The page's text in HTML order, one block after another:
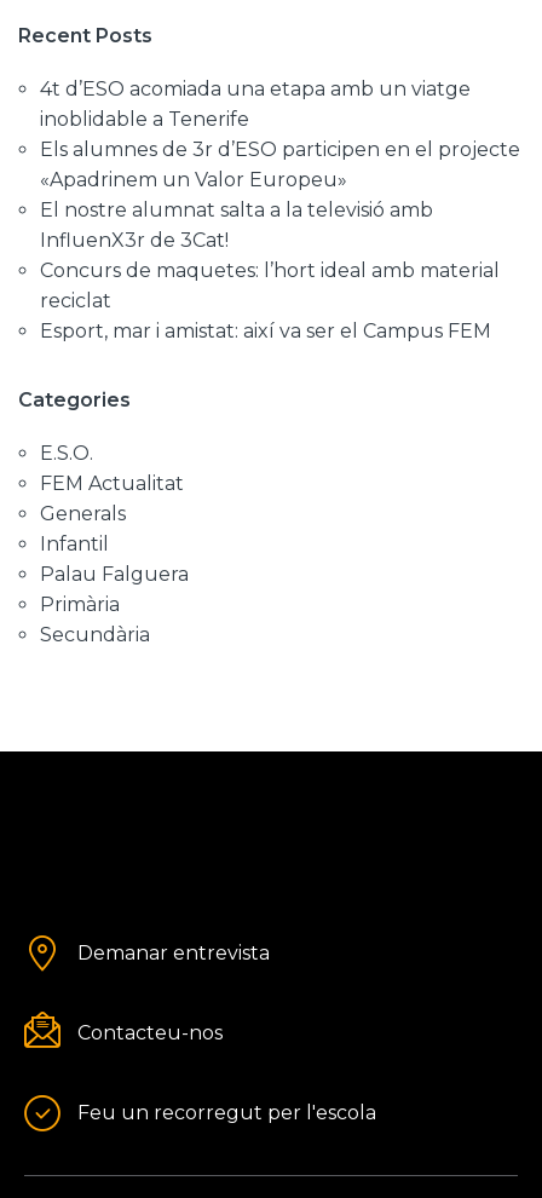
Recent Posts
4t d’ESO acomiada una etapa amb un viatge
inoblidable a Tenerife
Els alumnes de 3r d’ESO participen en el projecte
«Apadrinem un Valor Europeu»
El nostre alumnat salta a la televisió amb
InfluenX3r de 3Cat!
Concurs de maquetes: l’hort ideal amb material
reciclat
Esport, mar i amistat: així va ser el Campus FEM
Categories
E.S.O.
FEM Actualitat
Generals
Infantil
Palau Falguera
Primària
Secundària
Demanar entrevista
Contacteu-nos
Feu un recorregut per l'escola